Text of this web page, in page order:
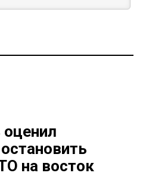
на восток